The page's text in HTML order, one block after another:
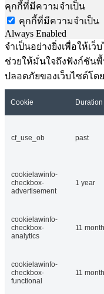
คุกกี้ที่มีความจำเป็น
คุกกี้ที่มีความจำเป็น
Always Enabled
จำเป็นอย่างยิ่งเพื่อให้เ
ช่วยให้มั่นใจถึงฟังก์ชั
ปลอดภัยของเว็บไซต์โด
Cookie Duration
cf_use_ob past
cookielawinfo-
checkbox-
advertisement
1 year
cookielawinfo-
checkbox-
analytics
11
cookielawinfo-
checkbox-
functional
11